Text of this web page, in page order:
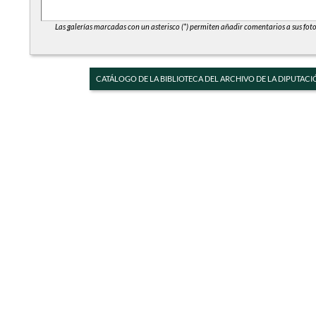
Las galerías marcadas con un asterisco (*) permiten añadir comentarios a sus
CATÁLOGO DE LA BIBLIOTECA DEL ARCHIVO DE LA